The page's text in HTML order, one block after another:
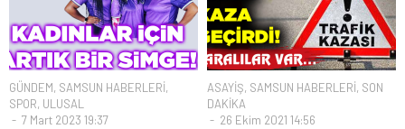
GÜNDEM, SAMSUN HABERLERİ,
SPOR, ULUSAL
7 Mart 2023 19:37
ASAYİŞ, SAMSUN HABERLERİ, SON
DAKİKA
26 Ekim 2021 14:56